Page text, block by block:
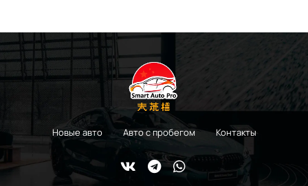
Новые авто Авто с пробегом Контакты